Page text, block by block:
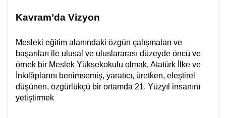
Kavram’da Vizyon
Mesleki eğitim alanındaki özgün çalışmaları ve
başarıları ile ulusal ve uluslararası düzeyde öncü ve
örnek bir Meslek Yüksekokulu olmak, Atatürk İlke ve
İnkılâplarını benimsemiş, yaratıcı, üretken, eleştirel
düşünen, özgürlükçü bir ortamda 21. Yüzyıl insanını
yetiştirmek